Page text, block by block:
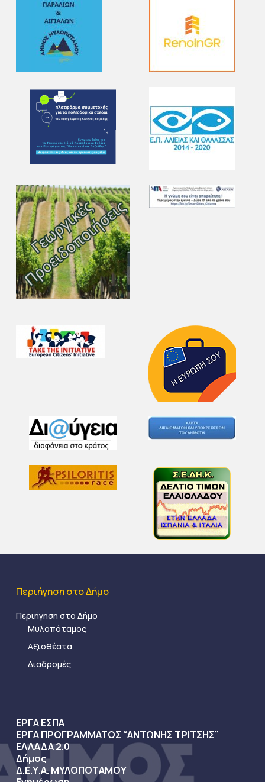
Περιήγηση στο Δήμο
Περιήγηση στο Δήμο
Μυλοπόταμος
Αξιοθέατα
Διαδρομές
ΕΡΓΑ ΕΣΠΑ
ΕΡΓΑ ΠΡΟΓΡΑΜΜΑΤΟΣ “ΑΝΤΩΝΗΣ ΤΡΙΤΣΗΣ”
ΕΛΛΑΔΑ 2.0
Δήμος
Δ.Ε.Υ.Α. ΜΥΛΟΠΟΤΑΜΟΥ